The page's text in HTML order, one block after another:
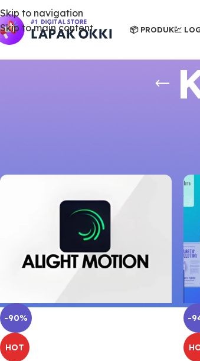
Skip to navigation
Skip to main content
📦 PRODUK💹
-90%
HOT
-